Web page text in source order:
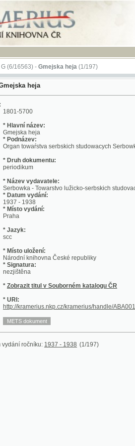
-Gmejska heja(1/197)
heja
5700
název:
towaŕstva serbskich studowacych Serbowki we Prazy
dokumentu:
vydavatele:
- Towarstvo lužicko-serbskich studovacych
vydání:
- 1938
vydání:
uložení:
knihovna České republiky
titul v Souborném katalogu ČR